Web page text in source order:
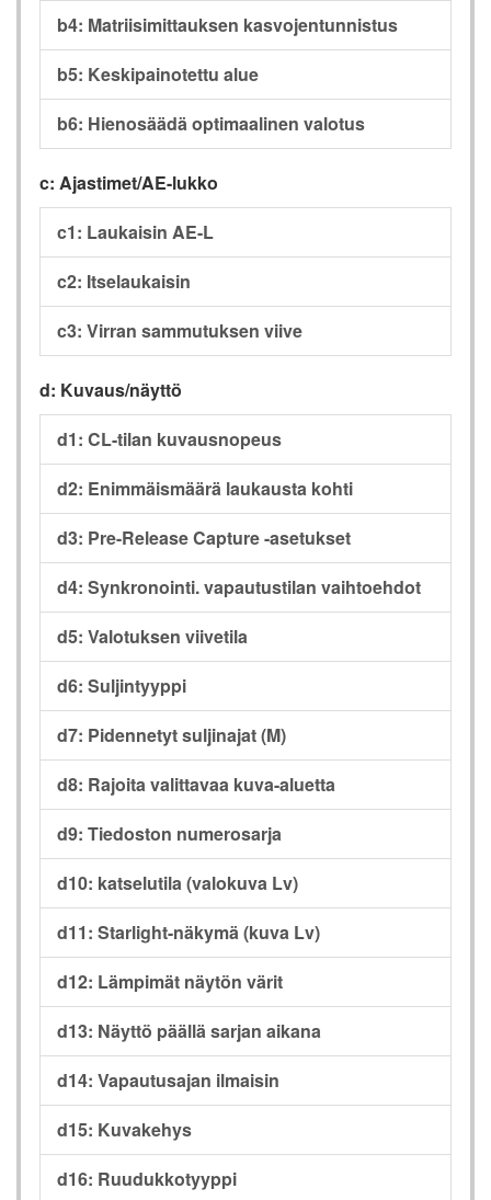
b4: Matriisimittauksen kasvojentunnistus
b5: Keskipainotettu alue
b6: Hienosäädä optimaalinen valotus
c: Ajastimet/AE-lukko
c1: Laukaisin AE-L
c2: Itselaukaisin
c3: Virran sammutuksen viive
d: Kuvaus/näyttö
d1: CL-tilan kuvausnopeus
d2: Enimmäismäärä laukausta kohti
d3: Pre-Release Capture -asetukset
d4: Synkronointi. vapautustilan vaihtoehdot
d5: Valotuksen viivetila
d6: Suljintyyppi
d7: Pidennetyt suljinajat (M)
d8: Rajoita valittavaa kuva-aluetta
d9: Tiedoston numerosarja
d10: katselutila (valokuva Lv)
d11: Starlight-näkymä (kuva Lv)
d12: Lämpimät näytön värit
d13: Näyttö päällä sarjan aikana
d14: Vapautusajan ilmaisin
d15: Kuvakehys
d16: Ruudukkotyyppi